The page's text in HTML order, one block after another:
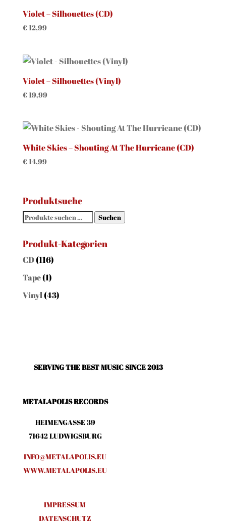
Violet – Silhouettes (CD)
€ 12,99
Violet – Silhouettes (Vinyl)
€ 19,99
White Skies – Shouting At The Hurricane (CD)
€ 14,99
Produktsuche
Suchen
Suchen
Produkt-Kategorien
CD(116)
Tape(1)
Vinyl(43)
SERVING THE BEST MUSIC SINCE 2013
METALAPOLIS RECORDS
HEIMENGASSE 39
71642 LUDWIGSBURG
INFO@METALAPOLIS.EU
WWW.METALAPOLIS.EU
IMPRESSUM
DATENSCHUTZ